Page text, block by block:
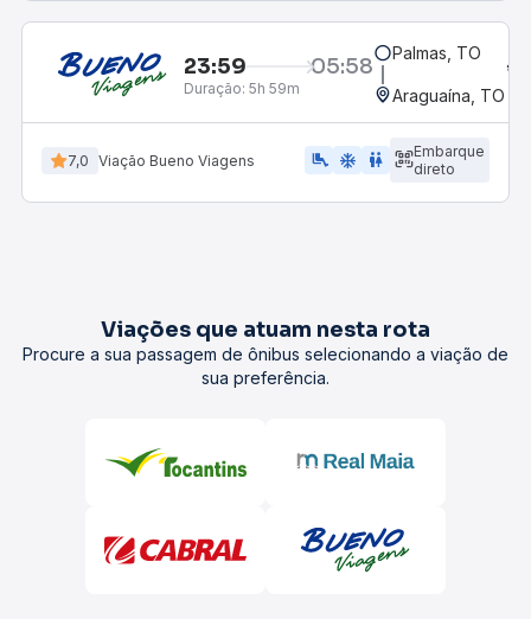
23:59 05:58
Duração: 5h 59m
Palmas, TO
Araguaína, TO
7,0 Viação Bueno Viagens airline_seat_legroom_extra ac_unit wc
Embarque
direto
Viações que atuam nesta rota
Procure a sua passagem de ônibus selecionando a viação de
sua preferência.